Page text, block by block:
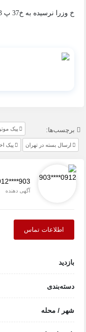
خ وزرا نرسیده به خ37 پ 163 و 164
برچسب‌ها: پیک
ارسال بسته در تهران پیک
آگهی دهنده
اطلاعات تماس
بازدید
دسته‌بندی
شهر / محله